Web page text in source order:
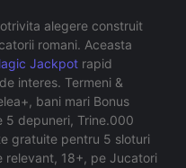
alegere construit
romani. Aceasta
Jackpot rapid
interes. Termeni &
bani mari Bonus
5 depuneri, Trine.000
gratuite pentru 5 sloturi
relevant, 18+, pe Jucatori